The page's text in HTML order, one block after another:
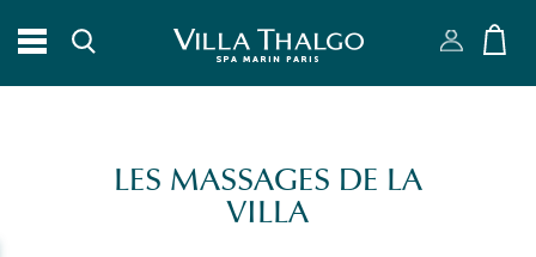
LES MASSAGES DE LA
VILLA